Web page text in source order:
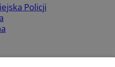
Policji
katalogu